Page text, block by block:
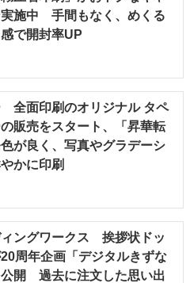
実施中 手間もなく、めくる
感で開封率UP
全面印刷のオリジナル タペ
販売をスタート、「昇華転
が良く、写真やグラデーシ
かに印刷
ィングワークス 挨拶状ドッ
20周年企画「デジタルきずな
公開 過去に注文した思い出